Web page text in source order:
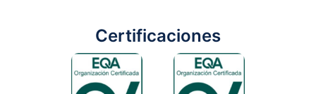
Certificaciones